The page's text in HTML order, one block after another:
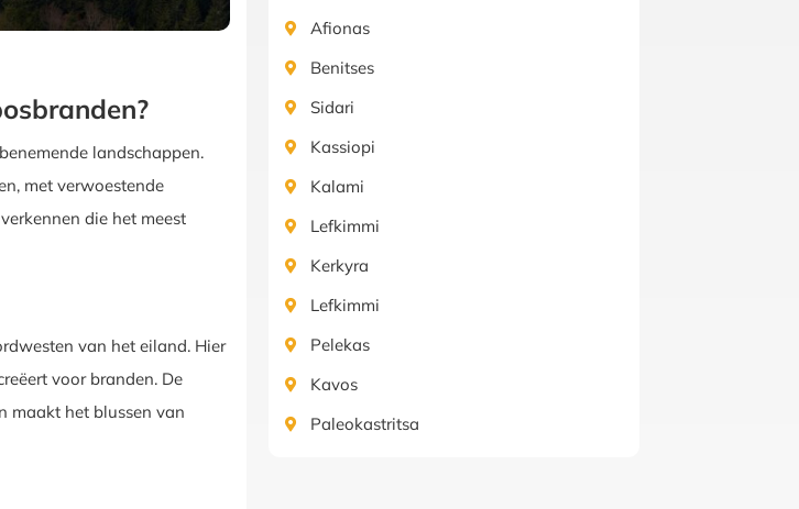
landschappen.
met verwoestende
die het meest
van het eiland. Hier
voor branden. De
maakt het blussen van
Afionas
Benitses
Sidari
Kassiopi
Kalami
Lefkimmi
Kerkyra
Lefkimmi
Pelekas
Kavos
Paleokastritsa